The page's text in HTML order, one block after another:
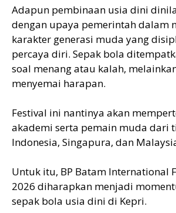
Adapun pembinaan usia dini
dengan upaya pemerintah dalam
karakter generasi muda yang
percaya diri. Sepak bola
soal menang atau kalah,
menyemai harapan.
Festival ini nantinya akan
akademi serta pemain muda dari
Indonesia, Singapura, dan
Untuk itu, BP Batam International
2026 diharapkan menjadi
sepak bola usia dini di Kepri.